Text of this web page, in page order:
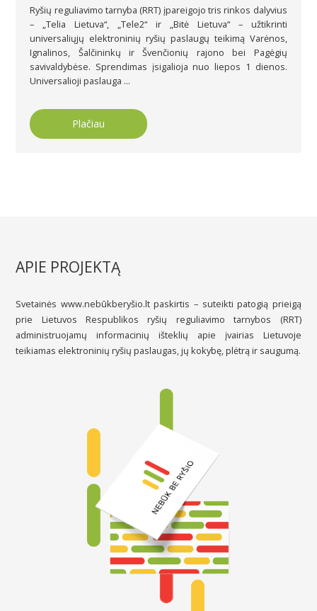
Ryšių reguliavimo tarnyba (RRT) įpareigojo tris rinkos dalyvius
– „Telia Lietuva“, „Tele2“ ir „Bitė Lietuva“ – užtikrinti
universaliųjų elektroninių ryšių paslaugų teikimą Varėnos,
Ignalinos, Šalčininkų ir Švenčionių rajono bei Pagėgių
savivaldybėse. Sprendimas įsigalioja nuo liepos 1 dienos.
Universalioji paslauga ...
Plačiau
APIE PROJEKTĄ
Svetainės www.nebūkberyšio.lt paskirtis – suteikti patogią prieigą
prie Lietuvos Respublikos ryšių reguliavimo tarnybos (RRT)
administruojamų informacinių išteklių apie įvairias Lietuvoje
teikiamas elektroninių ryšių paslaugas, jų kokybę, plėtrą ir saugumą.